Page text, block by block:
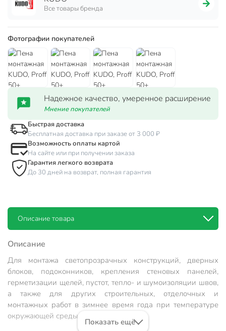
Все товары бренда
Фотографии покупателей
Надежное качество, умеренное расширение
Мнение покупателей
Быстрая доставка
Бесплатная доставка при заказе от 3 000 ₽
Возможность оплаты картой
На сайте или при получении заказа
Гарантия легкого возврата
До 30 дней на возврат, полная гарантия
Описание товара
Описание
Для монтажа светопрозрачных конструкций, дверных
блоков, подоконников, крепления стеновых панелей,
герметизации щелей, пустот, тепло- и шумоизоляции швов,
а также для других строительных, отделочных и
монтажных работ в зимнее время года при температуре
окружающей среды до –18°С.
Показать ещё